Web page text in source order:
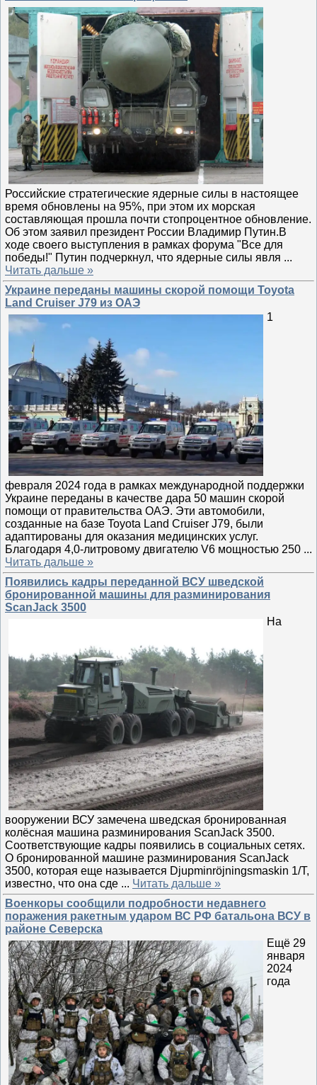
Российские стратегические ядерные силы в настоящее
время обновлены на 95%, при этом их морская
составляющая прошла почти стопроцентное обновление.
Об этом заявил президент России Владимир Путин.В
ходе своего выступления в рамках форума "Все для
победы!" Путин подчеркнул, что ядерные силы явля ...
Читать дальше »
Украине переданы машины скорой помощи Toyota
Land Cruiser J79 из ОАЭ
1
февраля 2024 года в рамках международной поддержки
Украине переданы в качестве дара 50 машин скорой
помощи от правительства ОАЭ. Эти автомобили,
созданные на базе Toyota Land Cruiser J79, были
адаптированы для оказания медицинских услуг.
Благодаря 4,0-литровому двигателю V6 мощностью 250 ...
Читать дальше »
Появились кадры переданной ВСУ шведской
бронированной машины для разминирования
ScanJack 3500
На
вооружении ВСУ замечена шведская бронированная
колёсная машина разминирования ScanJack 3500.
Соответствующие кадры появились в социальных сетях.
О бронированной машине разминирования ScanJack
3500, которая еще называется Djupminröjningsmaskin 1/T,
известно, что она сде ... Читать дальше »
Военкоры сообщили подробности недавнего
поражения ракетным ударом ВС РФ батальона ВСУ в
районе Северска
Ещё 29
января
2024
года